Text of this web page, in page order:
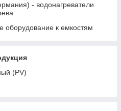
- водонагреватели
оборудование к емкостям
(PV)